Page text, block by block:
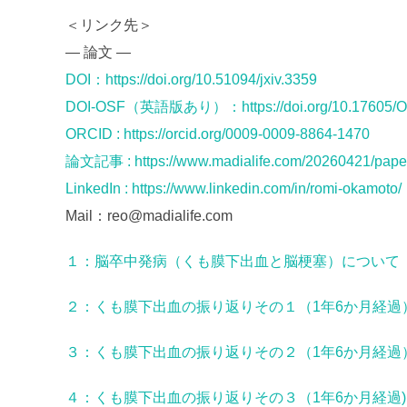
＜リンク先＞
— 論文 —
DOI：https://doi.org/10.51094/jxiv.3359
DOI-OSF（英語版あり）：https://doi.org/10.17605/
ORCID : https://orcid.org/0009-0009-8864-1470
論文記事 : https://www.madialife.com/20260421/
LinkedIn : https://www.linkedin.com/in/romi-okamoto/
Mail：reo@madialife.com
１：脳卒中発病（くも膜下出血と脳梗塞）について
２：くも膜下出血の振り返りその１（1年6か月経過
３： くも膜下出血の振り返りその２（1年6か月経過
４：くも膜下出血の振り返りその３（1年6か月経過)